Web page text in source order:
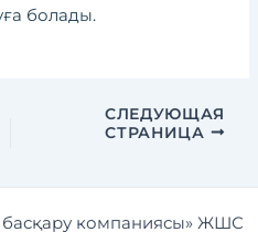
болады.
СЛЕДУЮЩАЯ
СТРАНИЦА
басқару компаниясы» ЖШС